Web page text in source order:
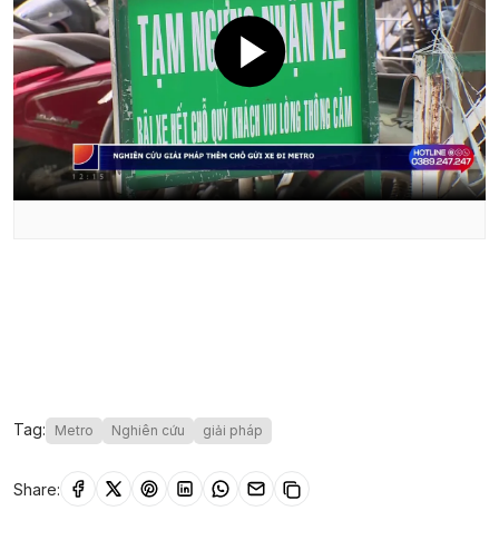
Tag: Metro Nghiên cứu giải pháp
Share: